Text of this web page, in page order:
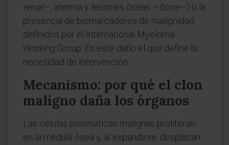
renal—, anemia y lesiones óseas —bone—) o la
presencia de biomarcadores de malignidad
definidos por el International Myeloma
Working Group. Es este daño el que define la
necesidad de intervención.
Mecanismo: por qué el clon
maligno daña los órganos
Las células plasmáticas malignas proliferan
en la médula ósea y, al expandirse, desplazan